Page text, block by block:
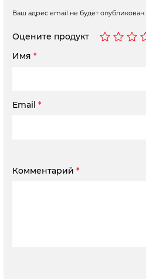
Ваш адрес email не будет опубликован.
Оцените продукт
Имя *
Email *
Комментарий *